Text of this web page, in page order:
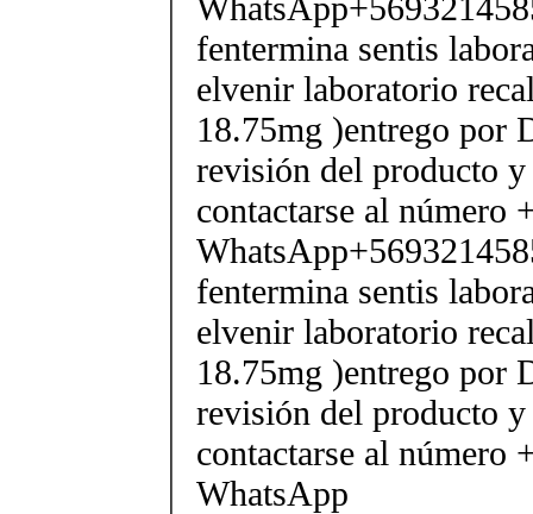
fentermina sentis
elvenir laboratorio
18.75mg )entrego por
revisión del producto
contactarse al número
fentermina sentis
elvenir laboratorio
18.75mg )entrego por
revisión del producto
contactarse al número
WhatsApp